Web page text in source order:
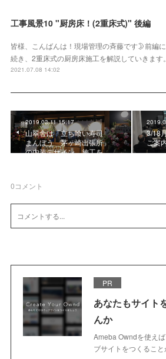
工事風景10 "厨房床！(2重床式)" 後編
皆様、こんばんは！現場管理の斉藤です🌛前編
続き、2重床式の厨房床施工を解説していきます
2021.07.08 14:02
2019.03.11 15:17
山翠舎は「立ち喰い寿司
まんぼう 茅ヶ崎出張所」
の内装デザイン、施工を…
3/18
ご案
0コメント
PR
あなたもサイト
んか
Ameba Owndを使え
ブサイトをつくること